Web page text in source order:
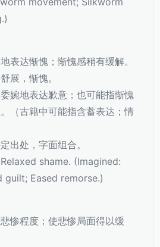
表达惭愧；惭愧感稍有缓解。
展，惭愧。
婉地表达歉意；也可能指惭愧
（古籍中可能指含蓄表达；情
出处，字面组合。
shame. (Imagined:
guilt; Eased remorse.)
惨程度；使悲惨局面得以缓